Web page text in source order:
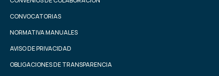
CONVOCATORIAS
NORMATIVA MANUALES
AVISO DE PRIVACIDAD
OBLIGACIONES DE TRANSPARENCIA